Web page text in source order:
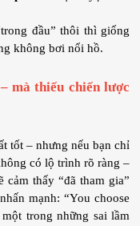
không bơi nổi hồ.
mà thiếu chiến lược
tốt – nhưng nếu bạn chỉ
có lộ trình rõ ràng –
thấy “đã tham gia”
mạnh: “You choose
trong những sai lầm